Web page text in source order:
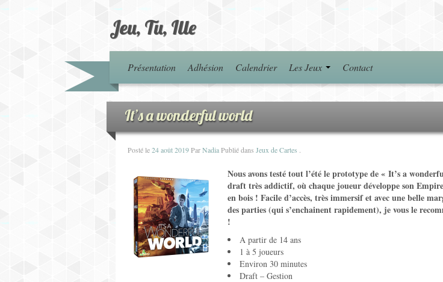
Jeu, Tu, Ille
Présentation Adhésion Calendrier Les Jeux Contact
It’s a wonderful world
Posté le24 août 2019ParNadiaPublié dans Jeux de Cartes
Nous avons testé tout l’été le prototype de « It’s a
draft très addictif, où chaque joueur développe son
en bois ! Facile d’accès, très immersif et avec une belle
des parties (qui s’enchainent rapidement), je vous le
!
A partir de 14 ans
1 à 5 joueurs
Environ 30 minutes
Draft – Gestion